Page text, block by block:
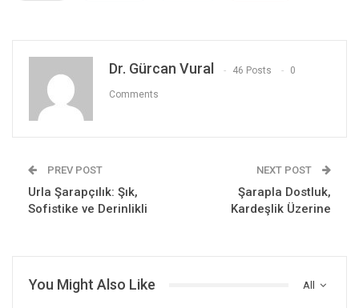
Dr. Gürcan Vural 46 Posts 0
Comments
PREV POST
Urla Şarapçılık: Şık,
Sofistike ve Derinlikli
NEXT POST
Şarapla Dostluk,
Kardeşlik Üzerine
All
You Might Also Like